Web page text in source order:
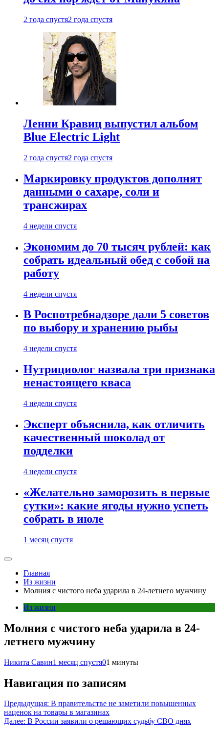
2 года спустя2 года спустя
Ленни Кравиц выпустил альбом
Blue Electric Light
2 года спустя2 года спустя
Маркировку продуктов дополнят
данными о сахаре, соли и
трансжирах
4 недели спустя
Экономим до 70 тысяч рублей: как
собрать идеальный обед с собой на
работу
4 недели спустя
В Роспотребнадзоре дали 5 советов
по выбору и хранению рыбы
4 недели спустя
Нутрициолог назвала три признака
ненастоящего кваса
4 недели спустя
Эксперт объяснила, как отличить
качественный шоколад от
подделки
4 недели спустя
«Желательно заморозить в первые
сутки»: какие ягоды нужно успеть
собрать в июле
1 месяц спустя
Главная
Из жизни
Молния с чистого неба ударила в 24-летнего мужчину
Из жизни
Молния с чистого неба ударила в 24-
летнего мужчину
Никита Савин1 месяц спустя01 минуты
Навигация по записям
Предыдущая: В правительстве не заметили повышенных
наценок на товары в магазинах
Далее: В России заявили о решающих судьбу СВО днях